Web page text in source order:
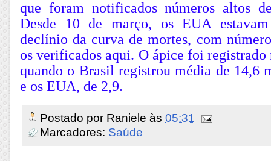
que foram notificados números altos
Desde 10 de março, os EUA
declínio da curva de mortes, com
os verificados aqui. O ápice foi
quando o Brasil registrou média de 14,6
e os EUA, de 2,9.
Postado por Raniele às 05:31
Marcadores: Saúde